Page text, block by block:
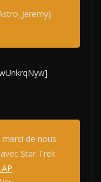
de nous
Star Trek.